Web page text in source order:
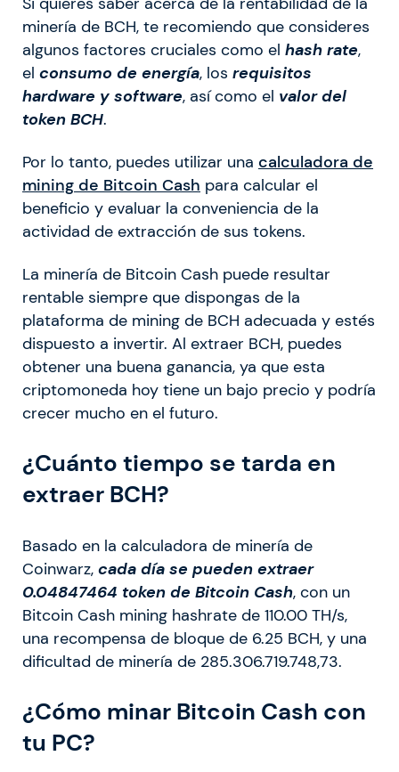
minería de BCH, te recomiendo que consideres
algunos factores cruciales como el hash rate,
el consumo de energía, los requisitos
hardware y software, así como el valor del
token BCH.
Por lo tanto, puedes utilizar una calculadora de
mining de Bitcoin Cash para calcular el
beneficio y evaluar la conveniencia de la
actividad de extracción de sus tokens.
La minería de Bitcoin Cash puede resultar
rentable siempre que dispongas de la
plataforma de mining de BCH adecuada y estés
dispuesto a invertir. Al extraer BCH, puedes
obtener una buena ganancia, ya que esta
criptomoneda hoy tiene un bajo precio y podría
crecer mucho en el futuro.
¿Cuánto tiempo se tarda en
extraer BCH?
Basado en la calculadora de minería de
Coinwarz, cada día se pueden extraer
0.04847464 token de Bitcoin Cash, con un
Bitcoin Cash mining hashrate de 110.00 TH/s,
una recompensa de bloque de 6.25 BCH, y una
dificultad de minería de 285.306.719.748,73.
¿Cómo minar Bitcoin Cash con
tu PC?